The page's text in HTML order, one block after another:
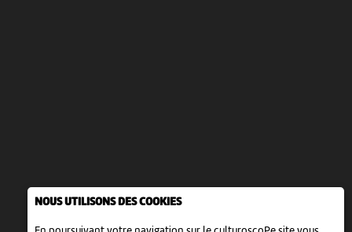
NOUS UTILISONS DES COOKIES